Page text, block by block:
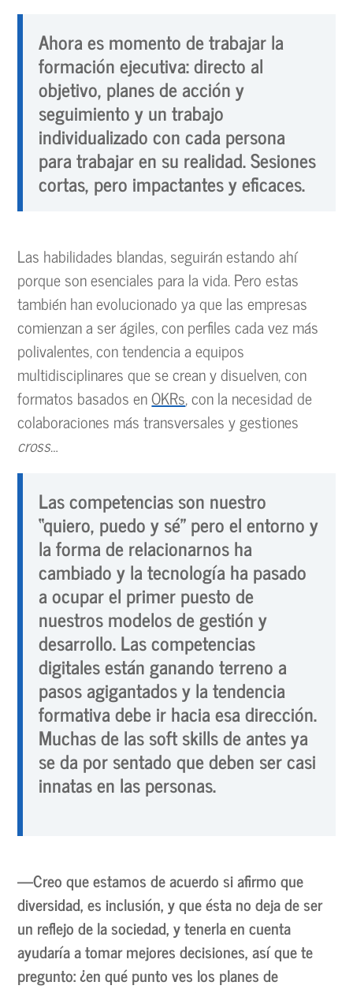
Ahora es momento de trabajar la
formación ejecutiva: directo al
objetivo, planes de acción y
seguimiento y un trabajo
individualizado con cada persona
para trabajar en su realidad. Sesiones
cortas, pero impactantes y eficaces.
Las habilidades blandas, seguirán estando ahí
porque son esenciales para la vida. Pero estas
también han evolucionado ya que las empresas
comienzan a ser ágiles, con perfiles cada vez más
polivalentes, con tendencia a equipos
multidisciplinares que se crean y disuelven, con
formatos basados enOKRs, con la necesidad de
colaboraciones más transversales y gestiones
cross…
Las competencias son nuestro
“quiero, puedo y sé” pero el entorno y
la forma de relacionarnos ha
cambiado y la tecnología ha pasado
a ocupar el primer puesto de
nuestros modelos de gestión y
desarrollo. Las competencias
digitales están ganando terreno a
pasos agigantados y la tendencia
formativa debe ir hacia esa dirección.
Muchas de las soft skills de antes ya
se da por sentado que deben ser casi
innatas en las personas.
—Creo que estamos de acuerdo si afirmo que
diversidad, es inclusión, y que ésta no deja de ser
un reflejo de la sociedad, y tenerla en cuenta
ayudaría a tomar mejores decisiones, así que te
pregunto: ¿en qué punto ves los planes de